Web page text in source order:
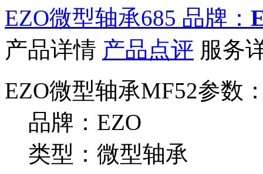
EZO微型轴承685 品牌：
产品详情 产品点评 服务
EZO微型轴承MF52参数
品牌：EZO
类型：微型轴承